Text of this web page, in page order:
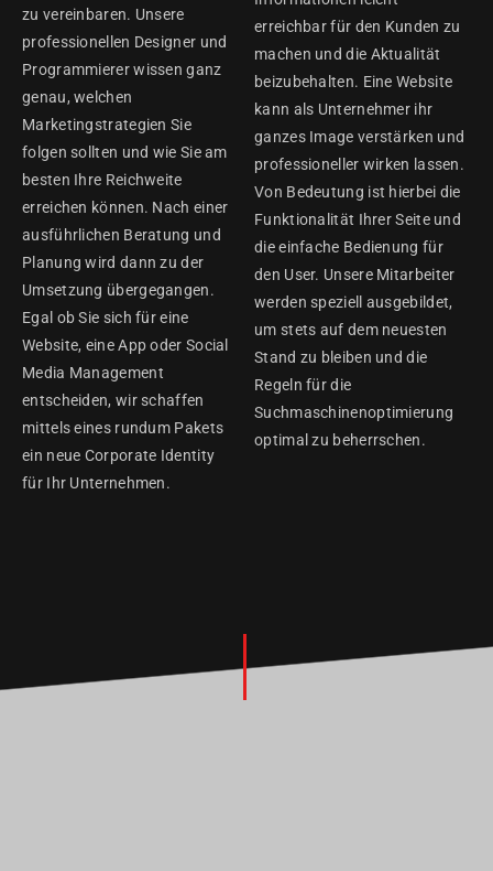
zu vereinbaren. Unsere
professionellen Designer und
Programmierer wissen ganz
genau, welchen
Marketingstrategien Sie
folgen sollten und wie Sie am
besten Ihre Reichweite
erreichen können. Nach einer
ausführlichen Beratung und
Planung wird dann zu der
Umsetzung übergegangen.
Egal ob Sie sich für eine
Website, eine App oder Social
Media Management
entscheiden, wir schaffen
mittels eines rundum Pakets
ein neue Corporate Identity
für Ihr Unternehmen.
erreichbar für den Kunden zu
machen und die Aktualität
beizubehalten. Eine Website
kann als Unternehmer ihr
ganzes Image verstärken und
professioneller wirken lassen.
Von Bedeutung ist hierbei die
Funktionalität Ihrer Seite und
die einfache Bedienung für
den User. Unsere Mitarbeiter
werden speziell ausgebildet,
um stets auf dem neuesten
Stand zu bleiben und die
Regeln für die
Suchmaschinenoptimierung
optimal zu beherrschen.